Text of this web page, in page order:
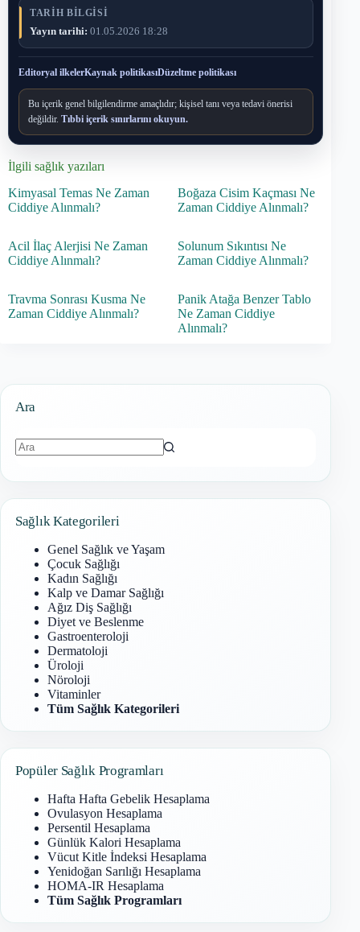
TARIH BILGISI
Yayın tarihi: 01.05.2026 18:28
Editoryal ilkelerKaynak politikasıDüzeltme politikası
Bu içerik genel bilgilendirme amaçlıdır; kişisel tanı veya tedavi önerisi
değildir. Tıbbi içerik sınırlarını okuyun.
İlgili sağlık yazıları
Kimyasal Temas Ne Zaman
Ciddiye Alınmalı?
Boğaza Cisim Kaçması Ne
Zaman Ciddiye Alınmalı?
Acil İlaç Alerjisi Ne Zaman
Ciddiye Alınmalı?
Solunum Sıkıntısı Ne
Zaman Ciddiye Alınmalı?
Travma Sonrası Kusma Ne
Zaman Ciddiye Alınmalı?
Panik Atağa Benzer Tablo
Ne Zaman Ciddiye
Alınmalı?
Ara
Sağlık Kategorileri
Genel Sağlık ve Yaşam
Çocuk Sağlığı
Kadın Sağlığı
Kalp ve Damar Sağlığı
Ağız Diş Sağlığı
Diyet ve Beslenme
Gastroenteroloji
Dermatoloji
Üroloji
Nöroloji
Vitaminler
Tüm Sağlık Kategorileri
Popüler Sağlık Programları
Hafta Hafta Gebelik Hesaplama
Ovulasyon Hesaplama
Persentil Hesaplama
Günlük Kalori Hesaplama
Vücut Kitle İndeksi Hesaplama
Yenidoğan Sarılığı Hesaplama
HOMA-IR Hesaplama
Tüm Sağlık Programları